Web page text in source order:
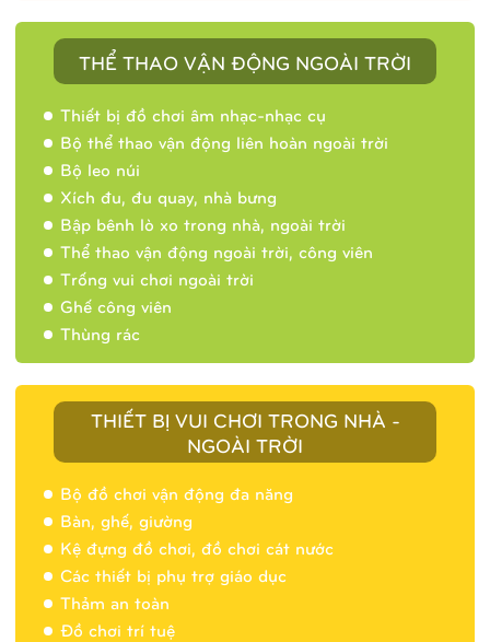
THỂ THAO VẬN ĐỘNG NGOÀI TRỜI
Thiết bị đồ chơi âm nhạc-nhạc cụ
Bộ thể thao vận động liên hoàn ngoài trời
Bộ leo núi
Xích đu, đu quay, nhà bưng
Bập bênh lò xo trong nhà, ngoài trời
Thể thao vận động ngoài trời, công viên
Trống vui chơi ngoài trời
Ghế công viên
Thùng rác
THIẾT BỊ VUI CHƠI TRONG NHÀ -
NGOÀI TRỜI
Bộ đồ chơi vận động đa năng
Bàn, ghế, giường
Kệ đựng đồ chơi, đồ chơi cát nước
Các thiết bị phụ trợ giáo dục
Thảm an toàn
Đồ chơi trí tuệ
Nhà banh 9H5404